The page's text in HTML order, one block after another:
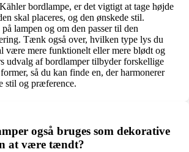
bordlampe, er det vigtigt at tage højde
skal placeres, og den ønskede stil.
lampen og om den passer til den
Tænk også over, hvilken type lys du
være mere funktionelt eller mere blødt og
udvalg af bordlamper tilbyder forskellige
så du kan finde en, der harmonerer
stil og præference.
også bruges som dekorative
at være tændt?